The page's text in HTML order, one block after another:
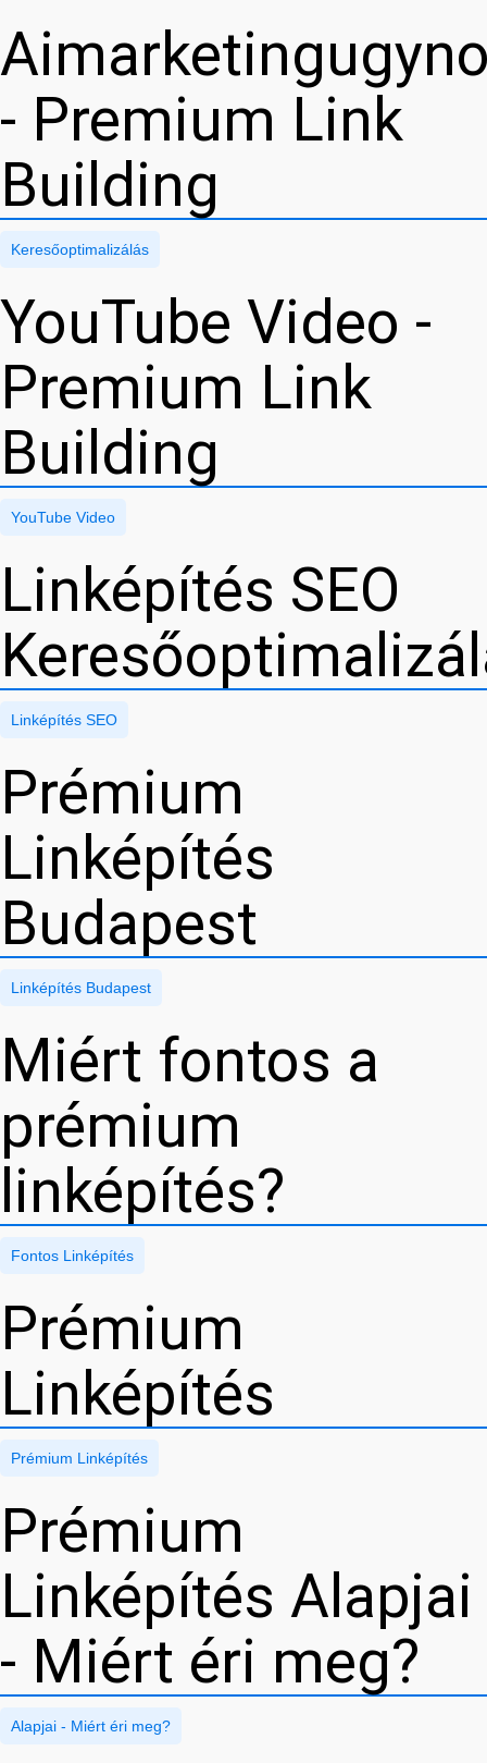
- Premium Link
Building
Keresőoptimalizálás
YouTube Video -
Premium Link
Building
YouTube Video
Linképítés SEO
Linképítés SEO
Prémium
Linképítés
Budapest
Linképítés Budapest
Miért fontos a
prémium
linképítés?
Fontos Linképítés
Prémium
Linképítés
Prémium Linképítés
Prémium
Linképítés Alapjai
- Miért éri meg?
Alapjai - Miért éri meg?